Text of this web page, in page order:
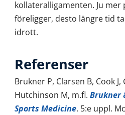
kollateralligamenten. Ju
föreligger, desto längre tid
idrott.
Referenser
Brukner P, Clarsen B, Cook J,
Hutchinson M, m.fl.Brukner
Sports Medicine. 5:e uppl.